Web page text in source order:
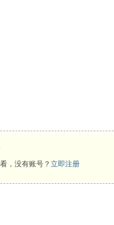
，没有账号？立即注册